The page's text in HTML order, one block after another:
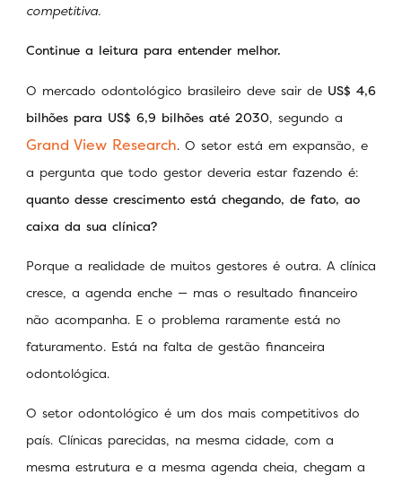
competitiva.
Continue a leitura para entender melhor.
O mercado odontológico brasileiro deve sair de US$ 4,6
bilhões para US$ 6,9 bilhões até 2030, segundo a
Grand View Research. O setor está em expansão, e
a pergunta que todo gestor deveria estar fazendo é:
quanto desse crescimento está chegando, de fato, ao
caixa da sua clínica?
Porque a realidade de muitos gestores é outra. A clínica
cresce, a agenda enche — mas o resultado financeiro
não acompanha. E o problema raramente está no
faturamento. Está na falta de gestão financeira
odontológica.
O setor odontológico é um dos mais competitivos do
país. Clínicas parecidas, na mesma cidade, com a
mesma estrutura e a mesma agenda cheia, chegam a